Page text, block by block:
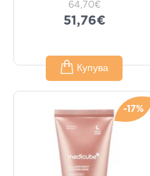
64,70€
51,76€
Купува
-17%